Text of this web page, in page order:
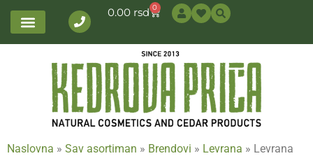
0.00 rsd 0
Naslovna » Sav asortiman » Brendovi » Levrana » Levrana